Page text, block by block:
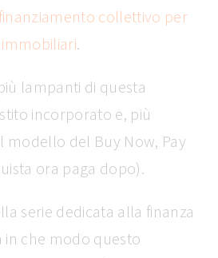
finanziamento collettivo per
.
lampanti di questa
incorporato e, più
modello del Buy Now, Pay
ora paga dopo).
serie dedicata alla finanza
in che modo questo